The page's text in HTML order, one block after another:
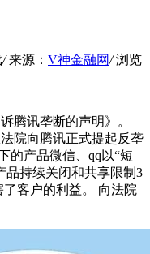
/ 来源： V神金融网/ 浏览
腾讯垄断的声明》。
院向腾讯正式提起反垄
的产品微信、qq以“短
品持续关闭和共享限制3
客户的利益。 向法院